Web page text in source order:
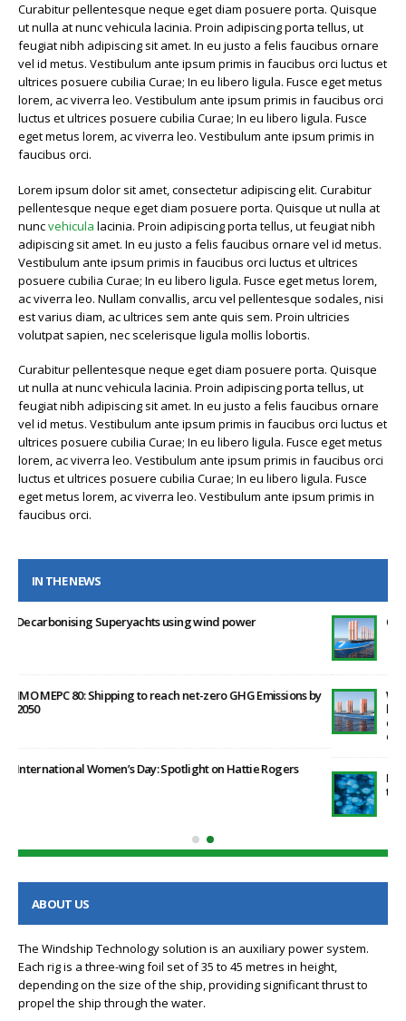
Curabitur pellentesque neque eget diam posuere porta. Quisque
ut nulla at nunc vehicula lacinia. Proin adipiscing porta tellus, ut
feugiat nibh adipiscing sit amet. In eu justo a felis faucibus ornare
vel id metus. Vestibulum ante ipsum primis in faucibus orci luctus et
ultrices posuere cubilia Curae; In eu libero ligula. Fusce eget metus
lorem, ac viverra leo. Vestibulum ante ipsum primis in faucibus orci
luctus et ultrices posuere cubilia Curae; In eu libero ligula. Fusce
eget metus lorem, ac viverra leo. Vestibulum ante ipsum primis in
faucibus orci.
Lorem ipsum dolor sit amet, consectetur adipiscing elit. Curabitur
pellentesque neque eget diam posuere porta. Quisque ut nulla at
nuncvehicula lacinia. Proin adipiscing porta tellus, ut feugiat nibh
adipiscing sit amet. In eu justo a felis faucibus ornare vel id metus.
Vestibulum ante ipsum primis in faucibus orci luctus et ultrices
posuere cubilia Curae; In eu libero ligula. Fusce eget metus lorem,
ac viverra leo. Nullam convallis, arcu vel pellentesque sodales, nisi
est varius diam, ac ultrices sem ante quis sem. Proin ultricies
volutpat sapien, nec scelerisque ligula mollis lobortis.
Curabitur pellentesque neque eget diam posuere porta. Quisque
ut nulla at nunc vehicula lacinia. Proin adipiscing porta tellus, ut
feugiat nibh adipiscing sit amet. In eu justo a felis faucibus ornare
vel id metus. Vestibulum ante ipsum primis in faucibus orci luctus et
ultrices posuere cubilia Curae; In eu libero ligula. Fusce eget metus
lorem, ac viverra leo. Vestibulum ante ipsum primis in faucibus orci
luctus et ultrices posuere cubilia Curae; In eu libero ligula. Fusce
eget metus lorem, ac viverra leo. Vestibulum ante ipsum primis in
faucibus orci.
IN THE NEWS
Clean Maritime Funding Secured by Windship Technology
Windship Technology publishes proprietary research
highlighting the positive effect that its patented rig design
can have in helping ship operators post the January 2023 EEXI
Methane emissions from the energy sector are 70% higher
ABOUT US
The Windship Technology solution is an auxiliary power system.
Each rig is a three-wing foil set of 35 to 45 metres in height,
depending on the size of the ship, providing significant thrust to
propel the ship through the water.